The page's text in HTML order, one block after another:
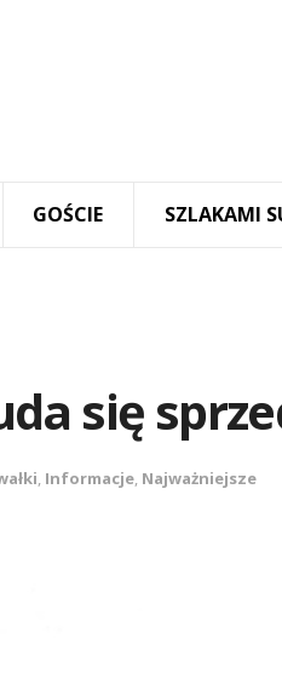
GOŚCIE SZLAKAMI
się
, Informacje, Najważniejsze